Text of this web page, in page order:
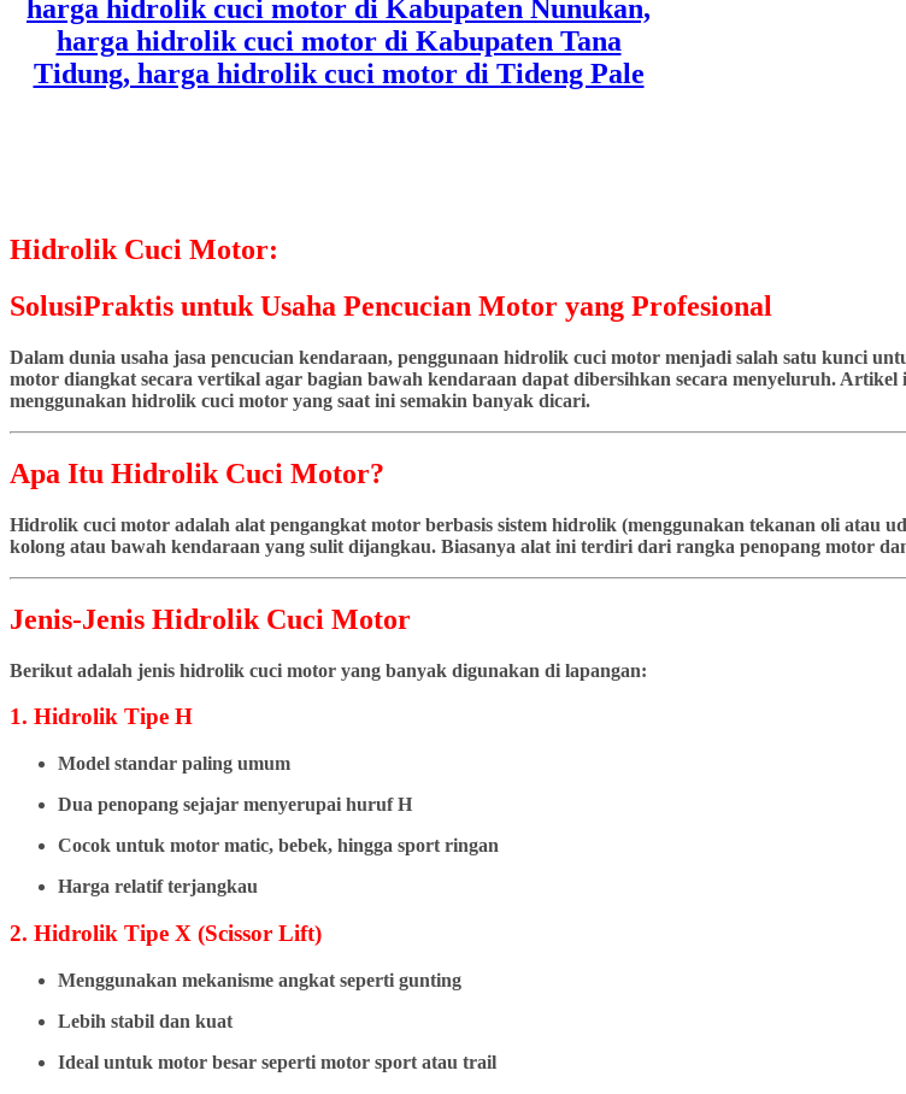
Hidrolik Cuci Motor:
SolusiPraktis untuk Usaha Pencucian Motor yang Profesional
Dalam dunia usaha jasa pencucian kendaraan, penggunaan hidrolik cuci motor menjadi salah satu kunci
motor diangkat secara vertikal agar bagian bawah kendaraan dapat dibersihkan secara menyeluruh.
menggunakan hidrolik cuci motor yang saat ini semakin banyak dicari.
Apa Itu Hidrolik Cuci Motor?
Hidrolik cuci motor adalah alat pengangkat motor berbasis sistem hidrolik (menggunakan tekanan oli atau
kolong atau bawah kendaraan yang sulit dijangkau. Biasanya alat ini terdiri dari rangka penopang motor
Jenis-Jenis Hidrolik Cuci Motor
Berikut adalah jenis hidrolik cuci motor yang banyak digunakan di lapangan:
1. Hidrolik Tipe H
Model standar paling umum
Dua penopang sejajar menyerupai huruf H
Cocok untuk motor matic, bebek, hingga sport ringan
Harga relatif terjangkau
2. Hidrolik Tipe X (Scissor Lift)
Menggunakan mekanisme angkat seperti gunting
Lebih stabil dan kuat
Ideal untuk motor besar seperti motor sport atau trail